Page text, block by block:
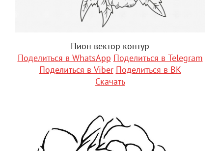
Пион вектор контур
Поделиться в WhatsApp Поделиться в Telegram
Поделиться в Viber Поделиться в ВК
Скачать